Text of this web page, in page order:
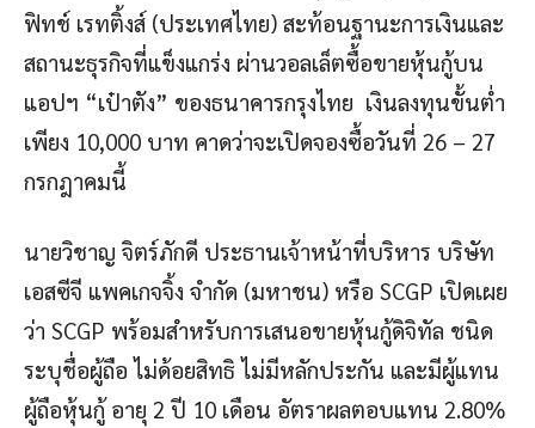
ฟิทช์ เรทติ้งส์ (ประเทศไทย) สะท้อนฐานะการเงินและ
สถานะธุรกิจที่แข็งแกร่ง ผ่านวอลเล็ตซื้อขายหุ้นกู้บน
แอปฯ “เป๋าตัง” ของธนาคารกรุงไทย เงินลงทุนขั้นต่ำ
เพียง 10,000 บาท คาดว่าจะเปิดจองซื้อวันที่ 26 – 27
กรกฎาคมนี้
นายวิชาญ จิตร์ภักดี ประธานเจ้าหน้าที่บริหาร บริษัท
เอสซีจี แพคเกจจิ้ง จำกัด (มหาชน) หรือ SCGP เปิดเผย
ว่า SCGP พร้อมสำหรับการเสนอขายหุ้นกู้ดิจิทัล ชนิด
ระบุชื่อผู้ถือ ไม่ด้อยสิทธิ ไม่มีหลักประกัน และมีผู้แทน
ผู้ถือหุ้นกู้ อายุ 2 ปี 10 เดือน อัตราผลตอบแทน 2.80%